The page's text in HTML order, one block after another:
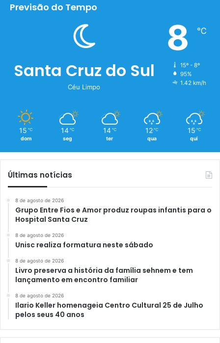
Previsão do Tempo
Santa Cruz do Sul
Céu Limpo
8 ℃
15º - 8º
95%
1.42 km/h
15 ℃
dom
14 ℃
seg
14 ℃
ter
12 ℃
qua
15 ℃
qui
Últimas notícias
8 de agosto de 2026
Grupo Entre Fios e Amor produz roupas infantis para o
Hospital Santa Cruz
8 de agosto de 2026
Unisc realiza formatura neste sábado
8 de agosto de 2026
Livro preserva a história da família sehnem e tem
lançamento em encontro familiar
8 de agosto de 2026
Ilario Keller homenageia Centro Cultural 25 de Julho
pelos seus 40 anos